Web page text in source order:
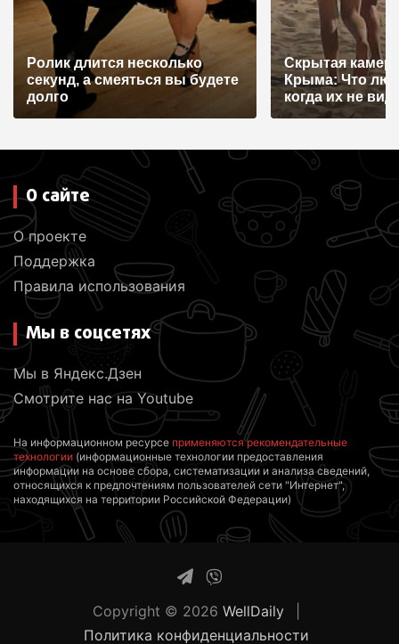
Ролик длится несколько
секунд, а смеяться вы будете
долго
Скрытая
Крыма: Что
когда их не
О сайте
О проекте
Поддержка
Правила использования
Мы в соцсетях
Мы в Яндекс.Дзен
Смотрите нас на Youtube
На информационном ресурсе применяются рекомендательные
технологии (информационные технологии предоставления
информации на основе сбора, систематизации и анализа сведений,
относящихся к предпочтениям пользователей сети "Интернет",
находящихся на территории Российской Федерации)
Copyright © 2026 WellDaily
Политика конфиденциальности